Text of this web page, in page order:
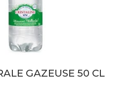
GAZEUSE 50 CL